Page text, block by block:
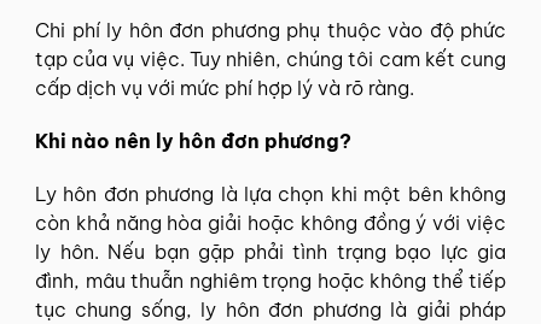
Chi phí ly hôn đơn phương phụ thuộc vào độ phức
tạp của vụ việc. Tuy nhiên, chúng tôi cam kết cung
cấp dịch vụ với mức phí hợp lý và rõ ràng.
Khi nào nên ly hôn đơn phương?
Ly hôn đơn phương là lựa chọn khi một bên không
còn khả năng hòa giải hoặc không đồng ý với việc
ly hôn. Nếu bạn gặp phải tình trạng bạo lực gia
đình, mâu thuẫn nghiêm trọng hoặc không thể tiếp
tục chung sống, ly hôn đơn phương là giải pháp